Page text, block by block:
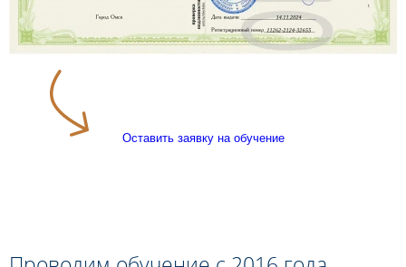
Оставить заявку на обучение